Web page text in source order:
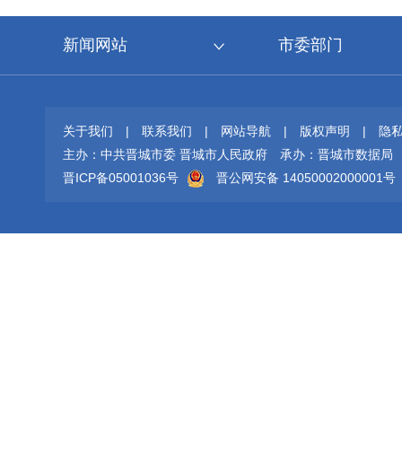
新闻网站 市委部门
关于我们 | 联系我们 | 网站导航 | 版权声明 |
隐
主办：中共晋城市委 晋城市人民政府
承办：晋城市数据局
晋ICP备05001036号
晋公网安备 14050002000001号